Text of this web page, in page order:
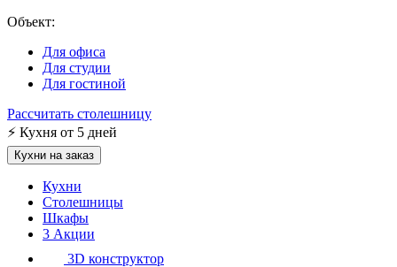
Объект:
Для офиса
Для студии
Для гостиной
Рассчитать столешницу
⚡ Кухня от 5 дней
Кухни на заказ
Кухни
Столешницы
Шкафы
3 Акции
3D конструктор